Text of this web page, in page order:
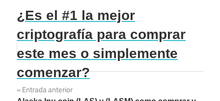
¿Es el #1 la mejor
criptografía para comprar
este mes o simplemente
comenzar?
Navegación
Entrada anterior